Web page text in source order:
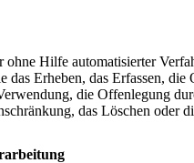
ohne Hilfe automatisierter
das Erheben, das Erfassen,
die Offenlegung
das Löschen oder